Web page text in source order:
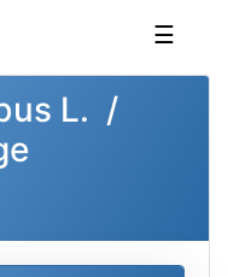
☰
L. /